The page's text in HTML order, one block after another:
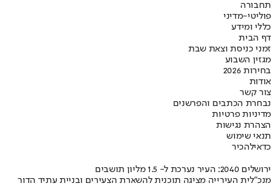
תחבורה
פוליטי-מדיני
כללי ומידע
דף הבית
זמני כניסת וצאת שבת
מגזין השבוע
בחירות 2026
אודות
צור קשר
נבחרת הכתבים והפרשנים
מדיניות פרטיות
הצהרת נגישות
תנאי שימוש
כדאילהכיר
ירושלים 2040: העיר נערכת ל- 1.5 מליון תושבים
מנכ"לית העירייה מציגה תוכנית להשארת הצעירים ובניית עתיד הדור